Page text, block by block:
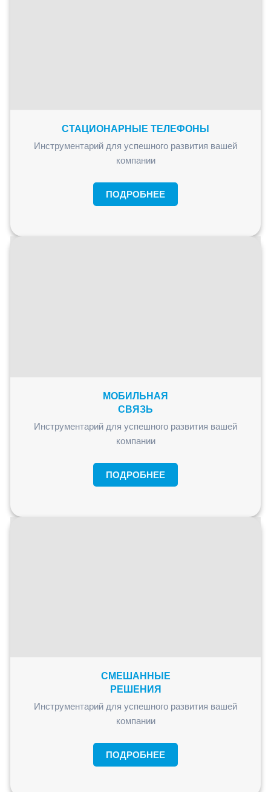
СТАЦИОНАРНЫЕ ТЕЛЕФОНЫ
Инструментарий для успешного развития вашей
компании
ПОДРОБНЕЕ
МОБИЛЬНАЯ
СВЯЗЬ
Инструментарий для успешного развития вашей
компании
ПОДРОБНЕЕ
СМЕШАННЫЕ
РЕШЕНИЯ
Инструментарий для успешного развития вашей
компании
ПОДРОБНЕЕ